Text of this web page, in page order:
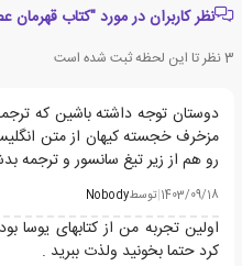
نظر کاربران در مورد "کتاب قهرمان
3نظر تا این لحظه ثبت شده است
دوستان توجه داشته باشین که
مزخرف خجسته کیهان از متن
رو هم از زیر تیغ سانسور و ترجمه
1403/09/18
|توسطNobody
اولین تجربه من از کتابهای
کرد حتما بخونید ولذت ببرید .